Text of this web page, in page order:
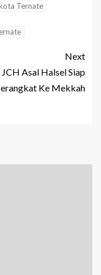
Ternate
Next
JCH Asal Halsel Siap
Ke Mekkah